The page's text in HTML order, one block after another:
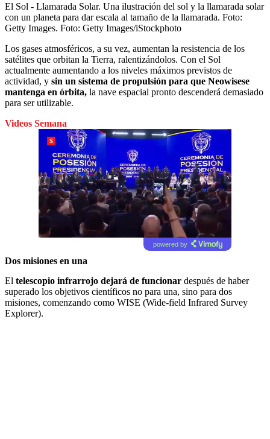
El Sol - Llamarada Solar. Una ilustración del sol y la llamarada solar
con un planeta para dar escala al tamaño de la llamarada. Foto:
Getty Images. Foto: Getty Images/iStockphoto
Los gases atmosféricos, a su vez, aumentan la resistencia de los
satélites que orbitan la Tierra, ralentizándolos. Con el Sol
actualmente aumentando a los niveles máximos previstos de
actividad, y sin un sistema de propulsión para que Neowisese
mantenga en órbita, la nave espacial pronto descenderá demasiado
para ser utilizable.
Videos Semana
powered by
Dos misiones en una
El telescopio infrarrojo dejará de funcionar después de haber
superado los objetivos científicos no para una, sino para dos
misiones, comenzando como WISE (Wide-field Infrared Survey
Explorer).